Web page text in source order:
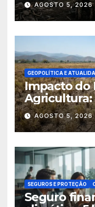
AGOSTO 5, 2026
GEOPOLÍTICA E
Impacto do
Agricultura:
Críticas
AGOSTO 5, 2026
SEGUROS E PROTEÇÃO
Seguro